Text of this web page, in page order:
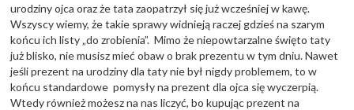
urodziny ojca oraz że tata zaopatrzył się już wcześniej w kawę.
Wszyscy wiemy, że takie sprawy widnieją raczej gdzieś na szarym
końcu ich listy „do zrobienia”. Mimo że niepowtarzalne święto taty
już blisko, nie musisz mieć obaw o brak prezentu w tym dniu. Nawet
jeśli prezent na urodziny dla taty nie był nigdy problemem, to w
końcu standardowe pomysły na prezent dla ojca się wyczerpią.
Wtedy również możesz na nas liczyć, bo kupując prezent na